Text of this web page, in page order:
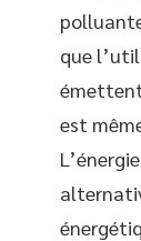
que
est